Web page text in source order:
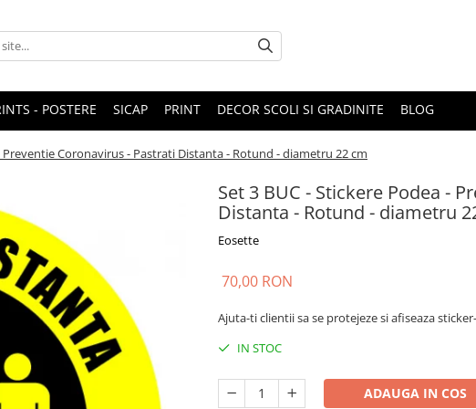
- POSTERE SICAP PRINT DECOR SCOLI SI GRADINITE BLOG
Preventie Coronavirus - Pastrati Distanta - Rotund - diametru 22 cm
Set 3 BUC - Stickere Podea -
Distanta - Rotund - diametru
Eosette
70,00 RON
Ajuta-ti clientii sa se protejeze si afiseaza
IN STOC
ADAUGA IN COS